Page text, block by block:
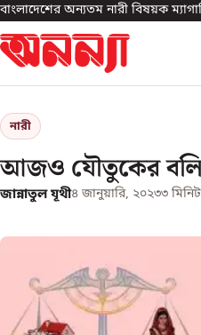
বাংলাদেশের অন্যতম নারী বিষয়ক
নারী
আজও যৌতুকের
জান্নাতুল যূথী৪ জানুয়ারি, ২০২৩৩